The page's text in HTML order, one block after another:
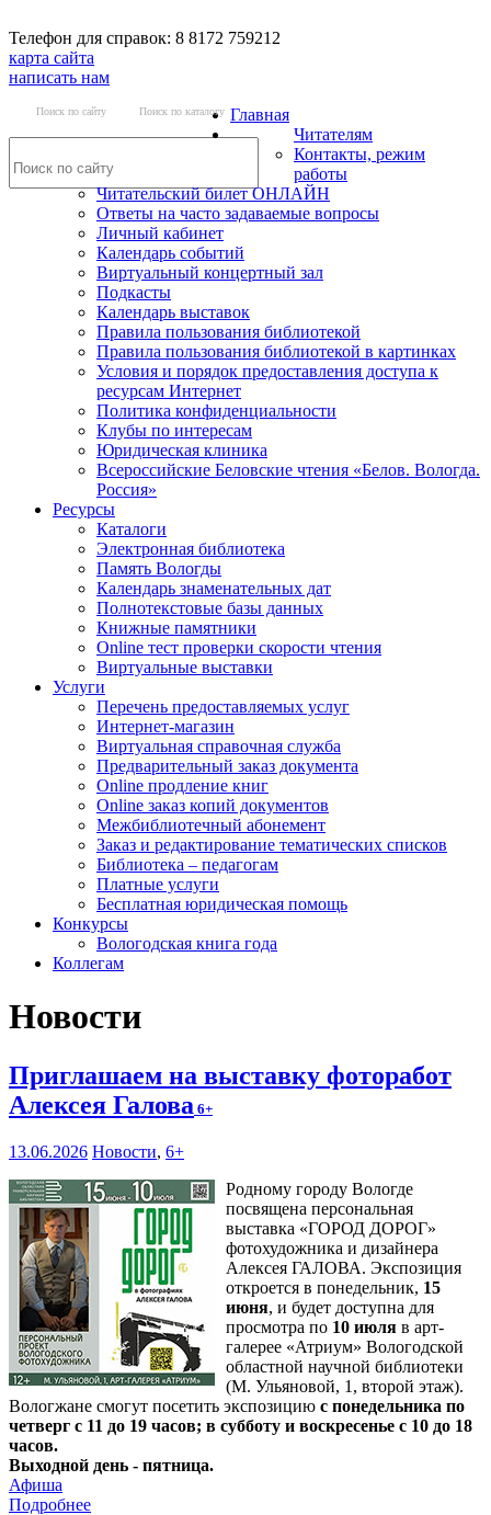
Телефон для справок: 8 8172 759212
карта сайта
написать нам
Поиск по сайту Поиск по каталогу Главная
Читателям
Контакты, режим
работы
Читательский билет ОНЛАЙН
Ответы на часто задаваемые вопросы
Личный кабинет
Календарь событий
Виртуальный концертный зал
Подкасты
Календарь выставок
Правила пользования библиотекой
Правила пользования библиотекой в картинках
Условия и порядок предоставления доступа к
ресурсам Интернет
Политика конфиденциальности
Клубы по интересам
Юридическая клиника
Всероссийские Беловские чтения «Белов. Вологда.
Россия»
Ресурсы
Каталоги
Электронная библиотека
Память Вологды
Календарь знаменательных дат
Полнотекстовые базы данных
Книжные памятники
Online тест проверки скорости чтения
Виртуальные выставки
Услуги
Перечень предоставляемых услуг
Интернет-магазин
Виртуальная справочная служба
Предварительный заказ документа
Online продление книг
Online заказ копий документов
Межбиблиотечный абонемент
Заказ и редактирование тематических списков
Библиотека – педагогам
Платные услуги
Бесплатная юридическая помощь
Конкурсы
Вологодская книга года
Коллегам
Новости
Приглашаем на выставку фоторабот
Алексея Галова 6+
13.06.2026 Новости, 6+
Родному городу Вологде
посвящена персональная
выставка «ГОРОД ДОРОГ»
фотохудожника и дизайнера
Алексея ГАЛОВА. Экспозиция
откроется в понедельник, 15
июня, и будет доступна для
просмотра по 10 июля в арт-
галерее «Атриум» Вологодской
областной научной библиотеки
(М. Ульяновой, 1, второй этаж).
Вологжане смогут посетить экспозицию с понедельника по
четверг с 11 до 19 часов; в субботу и воскресенье с 10 до 18
часов.
Выходной день - пятница.
Афиша
Подробнее